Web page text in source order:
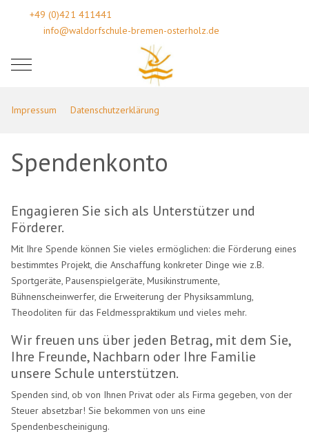
+49 (0)421 411441
info@waldorfschule-bremen-osterholz.de
Mobile Menu Toggle
Impressum Datenschutzerklärung
Spendenkonto
Engagieren Sie sich als Unterstützer und
Förderer.
Mit Ihre Spende können Sie vieles ermöglichen: die Förderung eines
bestimmtes Projekt, die Anschaffung konkreter Dinge wie z.B.
Sportgeräte, Pausenspielgeräte, Musikinstrumente,
Bühnenscheinwerfer, die Erweiterung der Physiksammlung,
Theodoliten für das Feldmesspraktikum und vieles mehr.
Wir freuen uns über jeden Betrag, mit dem Sie,
Ihre Freunde, Nachbarn oder Ihre Familie
unsere Schule unterstützen.
Spenden sind, ob von Ihnen Privat oder als Firma gegeben, von der
Steuer absetzbar! Sie bekommen von uns eine
Spendenbescheinigung.